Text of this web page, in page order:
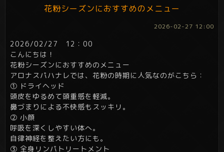
花粉シーズンにおすすめのメニュー
2026-02-27 12:00
2026/02/27 12：00
こんにちは！
花粉シーズンにおすすめのメニュー
アロナスパハナレでは、花粉の時期に人気なのがこちら：
① ドライヘッド
頭皮をゆるめて頭重感を軽減。
鼻づまりによる不快感もスッキリ。
② 小顔
呼吸を深くしやすい体へ。
自律神経を整えたい方にも。
③ 全身リンパトリートメント